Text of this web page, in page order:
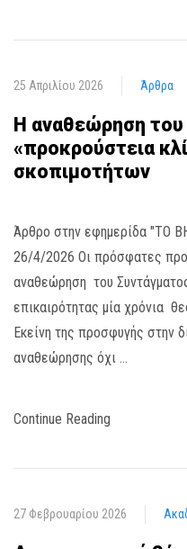
25 Απριλίου 2026 Άρθρα
Η αναθεώρηση του
«προκρούστεια
σκοπιμοτήτων
Άρθρο στην εφημερίδα "ΤΟ
26/4/2026 Οι πρόσφατες
αναθεώρηση του
επικαιρότητας μία χρόνια
Εκείνη της προσφυγής στην
αναθεώρησης όχι …
Continue Reading
27 Φεβρουαρίου 2026